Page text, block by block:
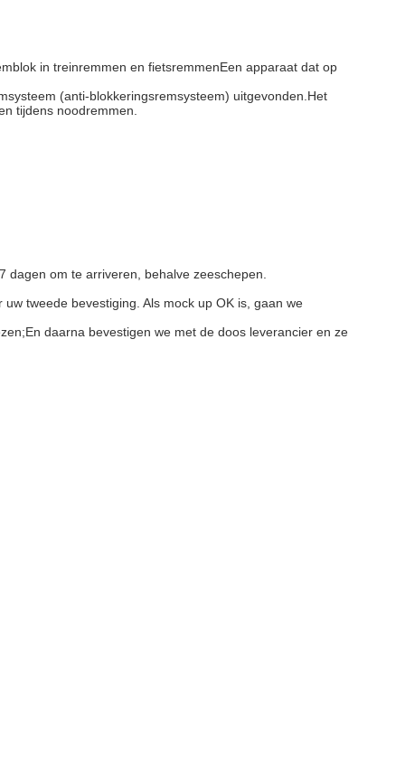
in treinremmen en fietsremmenEen apparaat dat op
(anti-blokkeringsremsysteem) uitgevonden.Het
tijdens noodremmen.
om te arriveren, behalve zeeschepen.
tweede bevestiging. Als mock up OK is, gaan we
daarna bevestigen we met de doos leverancier en ze